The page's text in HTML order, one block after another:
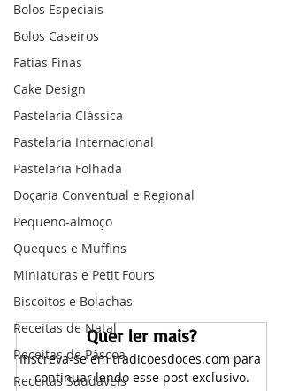
Bolos Especiais
Bolos Caseiros
Fatias Finas
Cake Design
Pastelaria Clássica
Pastelaria Internacional
Pastelaria Folhada
Doçaria Conventual e Regional
Pequeno-almoço
Queques e Muffins
Miniaturas e Petit Fours
Biscoitos e Bolachas
Receitas de Natal
Receitas de Páscoa
Receitas Saudáveis
Quer ler mais?
Inscreva-se em tradicoesdoces.com para
continuar lendo esse post exclusivo.